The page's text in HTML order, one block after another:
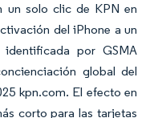
un solo clic de KPN en
del iPhone a un
por GSMA
global del
kpn.com. El efecto en
corto para las tarjetas